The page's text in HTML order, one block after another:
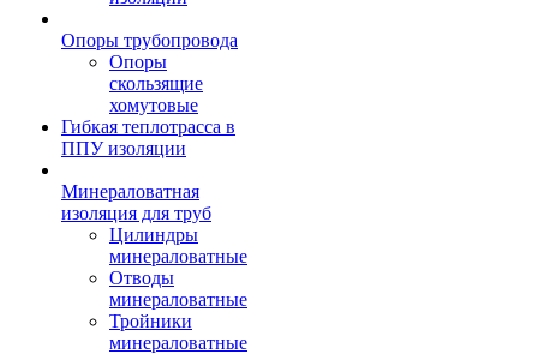
Опоры трубопровода
Опоры
скользящие
хомутовые
Гибкая теплотрасса в
ППУ изоляции
Минераловатная
изоляция для труб
Цилиндры
минераловатные
Отводы
минераловатные
Тройники
минераловатные